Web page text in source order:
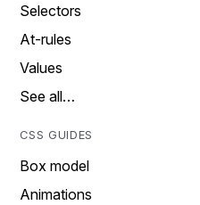
Selectors
At-rules
Values
See all…
CSS GUIDES
Box model
Animations